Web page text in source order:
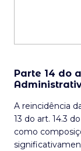
Parte 14 do
A reincidência
13 do art. 14.3
como